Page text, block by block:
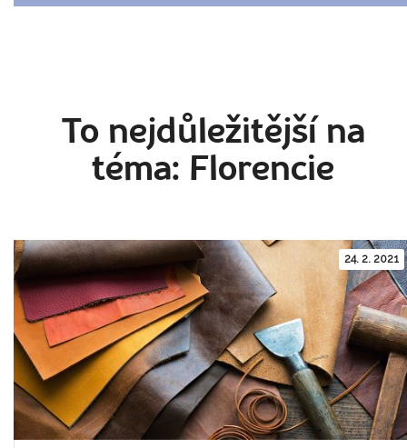
To nejdůležitější na
téma: Florencie
24. 2. 2021